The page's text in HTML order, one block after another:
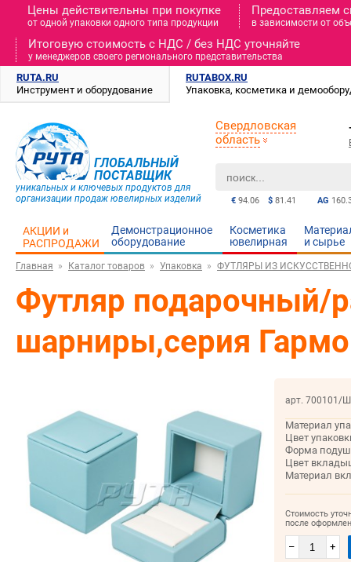
Цены действительны при покупке
от одной упаковки одного типа продукции
Предоставляем
в зависимости от
Итоговую стоимость c НДС / без НДС уточняйте
у менеджеров своего регионального представительства
RUTA.RU
Инструмент и оборудование
RUTABOX.RU
Упаковка, косметика и
ГЛОБАЛЬНЫЙ
ПОСТАВЩИК
уникальных и ключевых продуктов для
организации продаж ювелирных изделий
AG
€ 94.06 $ 81.41
Свердловская
область
АКЦИИ и
РАСПРОДАЖИ
Демонстрационное
оборудование
Косметика
ювелирная
и cырье
Главная Каталог товаров Упаковка ФУТЛЯРЫ ИЗ
Футляр подарочный/
шарниры,серия
арт. 700101/Ш
Материал
Цвет
Форма
Цвет
Материал
Стоимость
после
– +